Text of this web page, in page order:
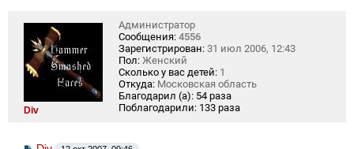
Div
Администратор
Сообщения: 4556
Зарегистрирован: 31 июл 2006, 12:43
Пол: Женский
Сколько у вас детей: 1
Откуда: Московская область
Благодарил (а): 54 раза
Поблагодарили: 133 раза
С